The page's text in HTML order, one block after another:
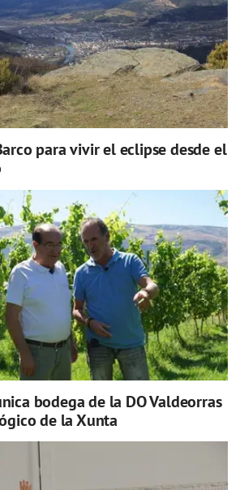
para vivir el eclipse desde el
bodega de la DO Valdeorras
de la Xunta